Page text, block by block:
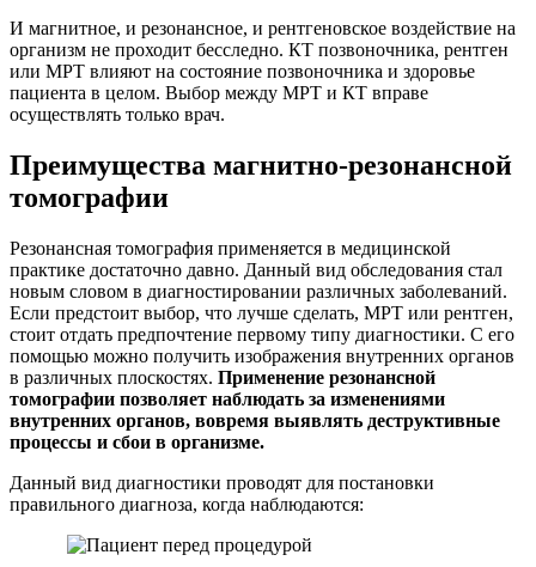
И магнитное, и резонансное, и рентгеновское воздействие на
организм не проходит бесследно. КТ позвоночника, рентген
или МРТ влияют на состояние позвоночника и здоровье
пациента в целом. Выбор между МРТ и КТ вправе
осуществлять только врач.
Преимущества магнитно-резонансной
томографии
Резонансная томография применяется в медицинской
практике достаточно давно. Данный вид обследования стал
новым словом в диагностировании различных заболеваний.
Если предстоит выбор, что лучше сделать, МРТ или рентген,
стоит отдать предпочтение первому типу диагностики. С его
помощью можно получить изображения внутренних органов
в различных плоскостях. Применение резонансной
томографии позволяет наблюдать за изменениями
внутренних органов, вовремя выявлять деструктивные
процессы и сбои в организме.
Данный вид диагностики проводят для постановки
правильного диагноза, когда наблюдаются: